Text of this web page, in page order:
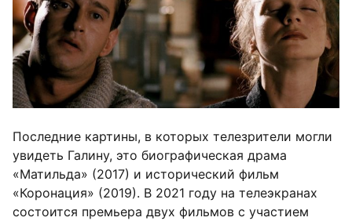
Последние картины, в которых телезрители могли
увидеть Галину, это биографическая драма
«Матильда» (2017) и исторический фильм
«Коронация» (2019). В 2021 году на телеэкранах
состоится премьера двух фильмов с участием